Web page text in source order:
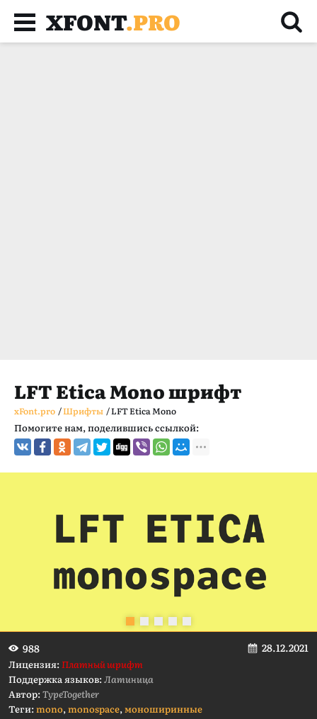
XFONT.PRO
LFT Etica Mono шрифт
xFont.pro /Шрифты /LFT Etica Mono
Помогите нам, поделившись ссылкой:
988 28.12.2021
Лицензия:Платный шрифт
Поддержка языков:Латиница
Автор:TypeTogether
Теги:mono,monospace,моноширинные